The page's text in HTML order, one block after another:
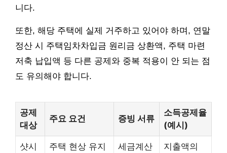
니다.
또한, 해당 주택에 실제 거주하고 있어야 하며, 연말
정산 시 주택임차차입금 원리금 상환액, 주택 마련
저축 납입액 등 다른 공제와 중복 적용이 안 되는 점
도 유의해야 합니다.
공제
대상
주요 요건 증빙 서류
소득공제율
(예시)
샷시
주택 현상 유지
세금계산
지출액의